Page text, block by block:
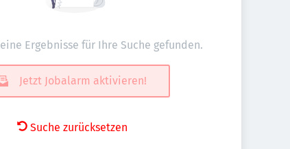
Ergebnisse für Ihre Suche gefunden.
Jetzt Jobalarm aktivieren!
Suche zurücksetzen